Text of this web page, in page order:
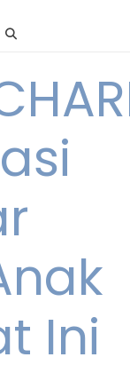
Ini